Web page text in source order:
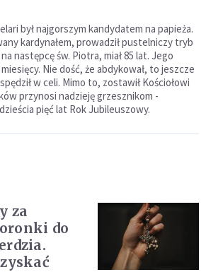
był najgorszym kandydatem na papieża.
kardynałem, prowadził pustelniczy tryb
następcę św. Piotra, miał 85 lat. Jego
Nie dość, że abdykował, to jeszcze
w celi. Mimo to, zostawił Kościołowi
przynosi nadzieję grzesznikom -
pięć lat Rok Jubileuszowy.
za
do